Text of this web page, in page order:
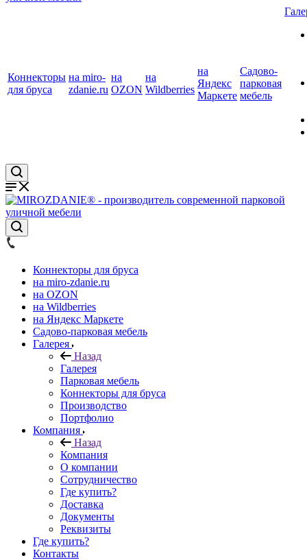
Коннекторы
для бруса
на miro-
zdanie.ru
на
OZON
на
Wildberries
на
Яндекс
Маркете
Садово-
парковая
мебель
Коннекторы для бруса
на miro-zdanie.ru
на OZON
на Wildberries
на Яндекс Маркете
Садово-парковая мебель
Галерея
Назад
Галерея
Парковая мебель
Коннекторы для бруса
Производство
Портфолио
Компания
Назад
Компания
О компании
Сотрудничество
Где купить?
Доставка
Документы
Реквизиты
Где купить?
Контакты